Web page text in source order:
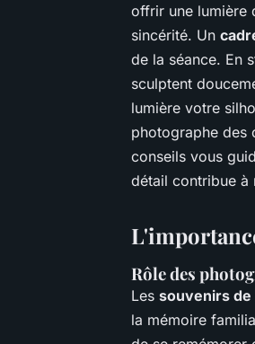
offrir une lumière
sincérité. Un
de la séance. En
sculptent
lumière votre
photographe des
conseils vous
détail contribue à
Rôle des
Les souvenirs
la mémoire